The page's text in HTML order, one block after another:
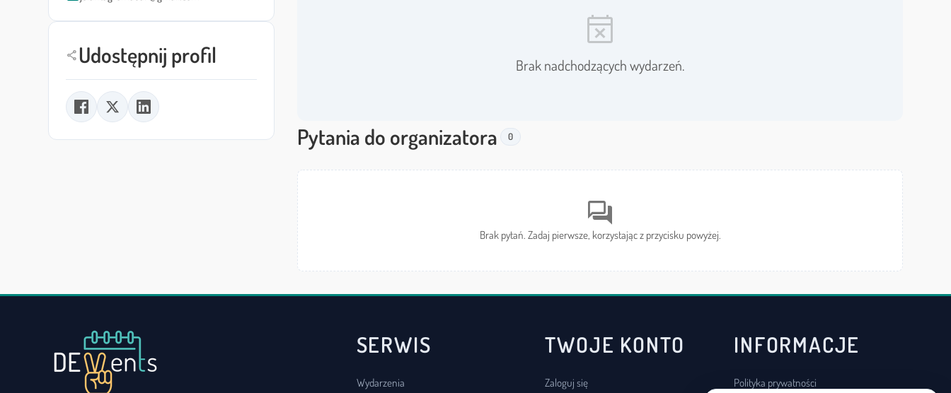
shareUdostępnij profil
event_busy
Brak nadchodzących wydarzeń.
Pytania do organizatora 0
forum
Brak pytań. Zadaj pierwsze, korzystając z przycisku powyżej.
SERWIS
Wydarzenia
TWOJE KONTO
Zaloguj się
INFORMACJE
Polityka prywatności